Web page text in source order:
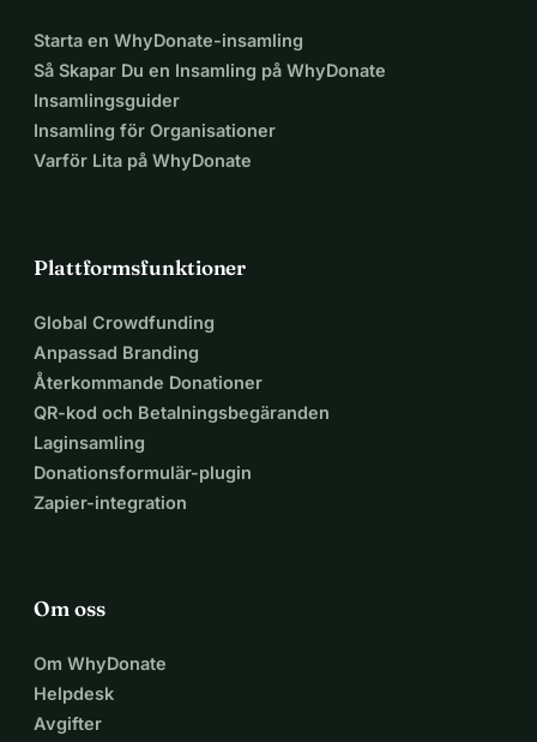
Starta en WhyDonate-insamling
Så Skapar Du en Insamling på WhyDonate
Insamlingsguider
Insamling för Organisationer
Varför Lita på WhyDonate
Plattformsfunktioner
Global Crowdfunding
Anpassad Branding
Återkommande Donationer
QR-kod och Betalningsbegäranden
Laginsamling
Donationsformulär-plugin
Zapier-integration
Om oss
Om WhyDonate
Helpdesk
Avgifter